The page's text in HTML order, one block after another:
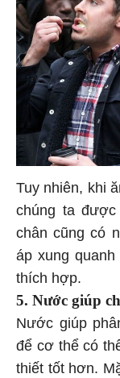
Tuy nhiên, khi
chúng ta
chân cũng có
áp xung
thích hợp.
5. Nước giúp
Nước giúp
để cơ thể có
thiết tốt hơn.